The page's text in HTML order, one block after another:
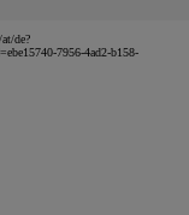
de?
7956-4ad2-b158-